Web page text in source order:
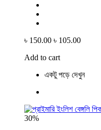
৳ 150.00 ৳ 105.00
Add to cart
একটু পড়ে দেখুন
30%